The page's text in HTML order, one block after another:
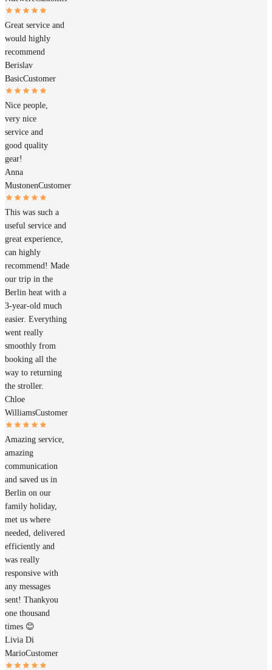
Great service and
would highly
recommend
Berislav
BasicCustomer
Nice people,
very nice
service and
good quality
gear!
Anna
MustonenCustomer
This was such a
useful service and
great experience,
can highly
recommend! Made
our trip in the
Berlin heat with a
3-year-old much
easier. Everything
went really
smoothly from
booking all the
way to returning
the stroller.
Chloe
WilliamsCustomer
Amazing service,
amazing
communication
and saved us in
Berlin on our
family holiday,
met us where
needed, delivered
efficiently and
was really
responsive with
any messages
sent! Thankyou
one thousand
times 😊
Livia Di
MarioCustomer